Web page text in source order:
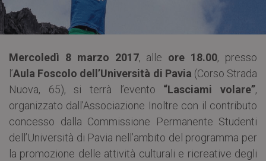
Mercoledì 8 marzo 2017, alle ore 18.00, presso
l’Aula Foscolo dell’Università di Pavia (Corso Strada
Nuova, 65), si terrà l’evento “Lasciami volare”,
organizzato dall’Associazione Inoltre con il contributo
concesso dalla Commissione Permanente Studenti
dell’Università di Pavia nell’ambito del programma per
la promozione delle attività culturali e ricreative degli